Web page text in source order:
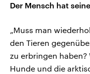
Der Mensch hat
„Muss man
den Tieren
zu erbringen haben?
Hunde und die